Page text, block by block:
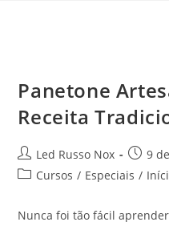
Panetone
Receita
Led Russo Nox
9
Cursos / Especiais /
Nunca foi tão fácil